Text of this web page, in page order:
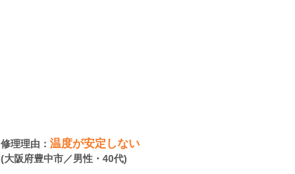
修理理由：温度が安定しない
(大阪府豊中市／男性・40代)